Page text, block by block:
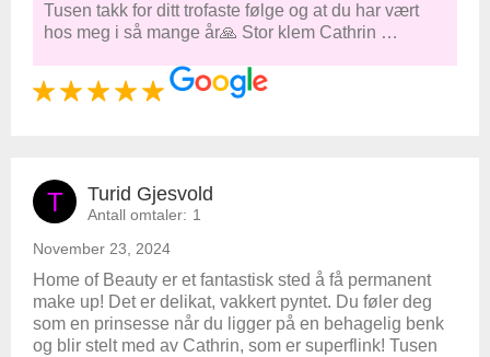
Tusen takk for ditt trofaste følge og at du har vært
hos meg i så mange år🙏 Stor klem Cathrin …
T Turid Gjesvold
Antall omtaler: 1
November 23, 2024
Home of Beauty er et fantastisk sted å få permanent
make up! Det er delikat, vakkert pyntet. Du føler deg
som en prinsesse når du ligger på en behagelig benk
og blir stelt med av Cathrin, som er superflink! Tusen